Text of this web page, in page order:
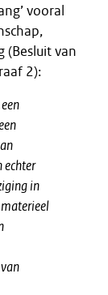
vooral
(Besluit van
2):
echter
in